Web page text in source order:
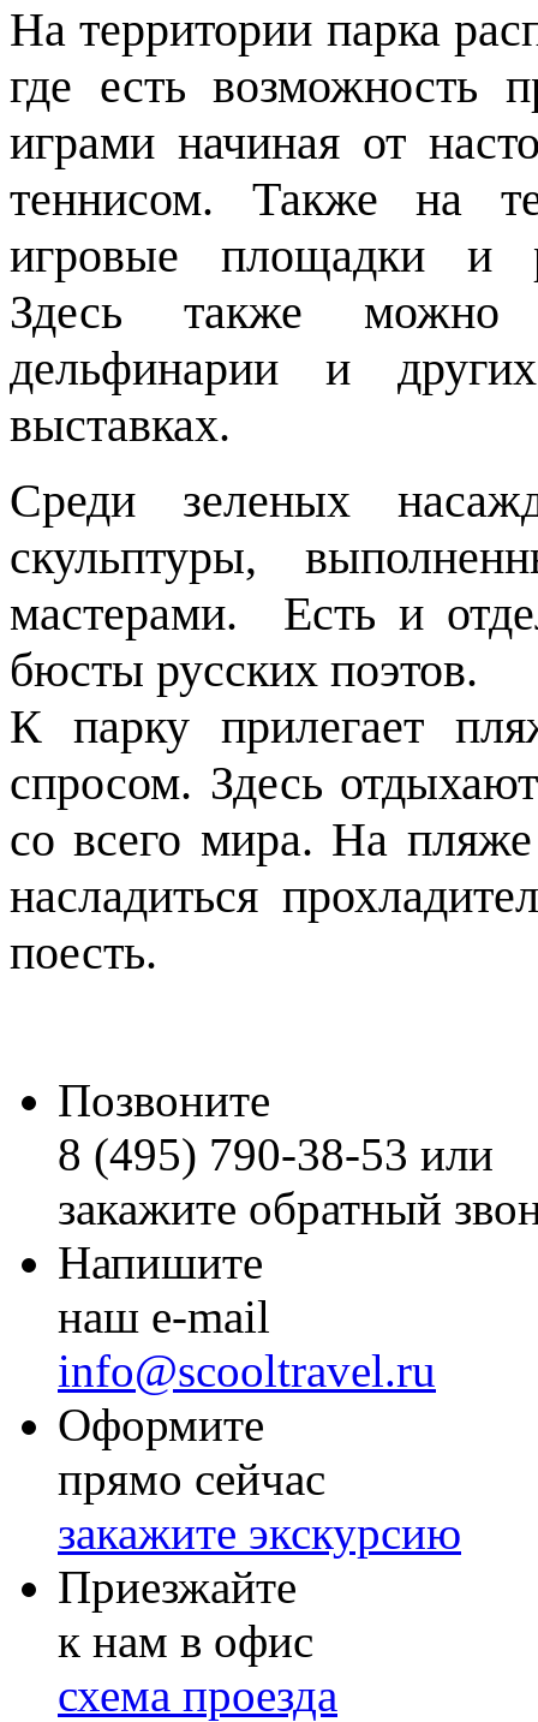
На территории парка
где есть возможность
играми начиная от
теннисом. Также на
игровые площадки и
Здесь также можно
дельфинарии и
выставках.
Среди зеленых
скульптуры,
мастерами. Есть и
бюсты русских поэтов.
К парку прилегает
спросом. Здесь
со всего мира. На
насладиться
поесть.
Позвоните
8 (495) 790-38-53 или
закажите обратный
Напишите
наш e-mail
info@scooltravel.ru
Оформите
прямо сейчас
закажите экскурсию
Приезжайте
к нам в офис
схема проезда